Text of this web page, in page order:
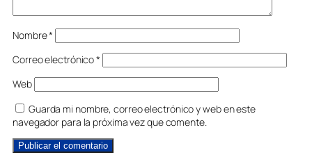
Nombre*
Correo electrónico*
Web
Guarda mi nombre, correo electrónico y web en este
navegador para la próxima vez que comente.